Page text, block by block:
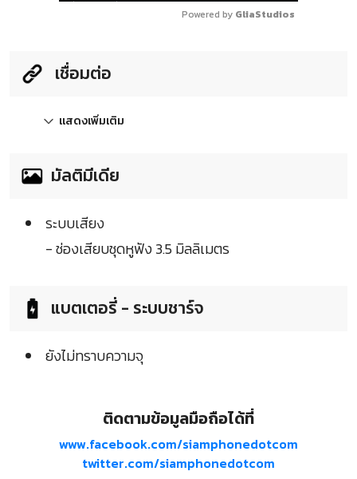
Powered by GliaStudios
เชื่อมต่อ
แสดงเพิ่มเติม
มัลติมีเดีย
ระบบเสียง
- ช่องเสียบชุดหูฟัง 3.5 มิลลิเมตร
แบตเตอรี่ - ระบบชาร์จ
ยังไม่ทราบความจุ
ติดตามข้อมูลมือถือได้ที่
www.facebook.com/siamphonedotcom
twitter.com/siamphonedotcom